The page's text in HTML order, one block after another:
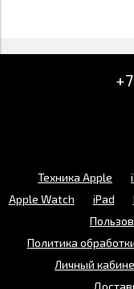
Техника Apple
Apple Watch
iPad
Политика
Личный